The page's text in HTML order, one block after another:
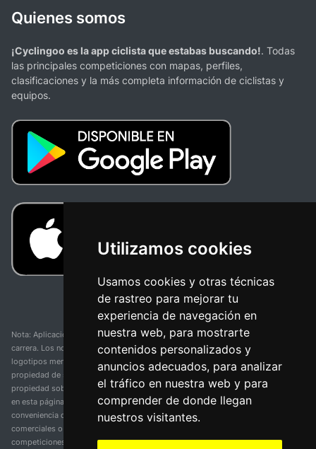
Utilizamos cookies
Usamos cookies y otras técnicas
de rastreo para mejorar tu
experiencia de navegación en
nuestra web, para mostrarte
contenidos personalizados y
anuncios adecuados, para analizar
el tráfico en nuestra web y para
comprender de donde llegan
nuestros visitantes.
Quienes somos
¡Cyclingoo es la app ciclista que estabas buscando!. Todas
las principales competiciones con mapas, perfiles,
clasificaciones y la más completa información de ciclistas y
equipos.
Nota: Aplicación y web no oficial y no relacionada con ninguna organización o
carrera. Los nombres de equipos, competiciones, marcas comerciales y
logotipos mencionados en esta página de resultados de ciclismo son
propiedad de sus respectivos dueños. No tenemos afiliación, patrocinio ni
propiedad sobre estas marcas comerciales. Toda la información proporcionada
en esta página se presenta únicamente con fines informativos y para la
conveniencia de nuestros usuarios. Cualquier uso de nombres, marcas
comerciales o logotipos tiene el único propósito de identificar equipos y
competiciones y no implica asociación o respaldo. Todos los derechos de las